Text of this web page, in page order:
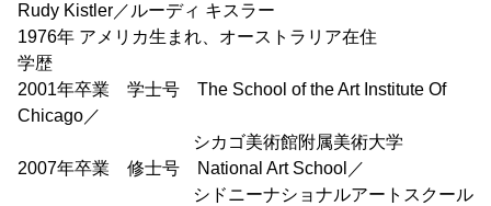
Rudy Kistler／ルーディ キスラー
1976年 アメリカ生まれ、オーストラリア在住
学歴
2001年卒業 学士号 The School of the Art Institute Of
Chicago／
シカゴ美術館附属美術大学
2007年卒業 修士号 National Art School／
シドニーナショナルアートスクール